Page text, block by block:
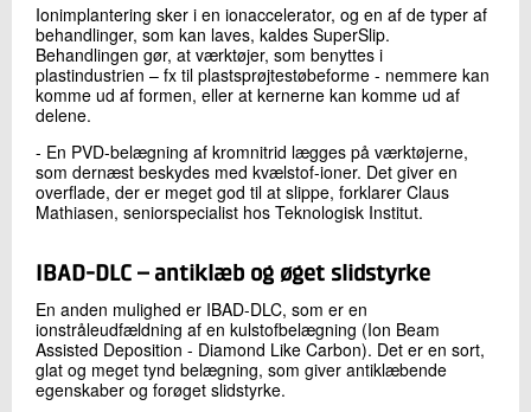
Ionimplantering sker i en ionaccelerator, og en af de typer af
behandlinger, som kan laves, kaldes SuperSlip.
Behandlingen gør, at værktøjer, som benyttes i
plastindustrien – fx til plastsprøjtestøbeforme - nemmere kan
komme ud af formen, eller at kernerne kan komme ud af
delene.
- En PVD-belægning af kromnitrid lægges på værktøjerne,
som dernæst beskydes med kvælstof-ioner. Det giver en
overflade, der er meget god til at slippe, forklarer Claus
Mathiasen, seniorspecialist hos Teknologisk Institut.
IBAD-DLC – antiklæb og øget slidstyrke
En anden mulighed er IBAD-DLC, som er en
ionstråleudfældning af en kulstofbelægning (Ion Beam
Assisted Deposition - Diamond Like Carbon). Det er en sort,
glat og meget tynd belægning, som giver antiklæbende
egenskaber og forøget slidstyrke.